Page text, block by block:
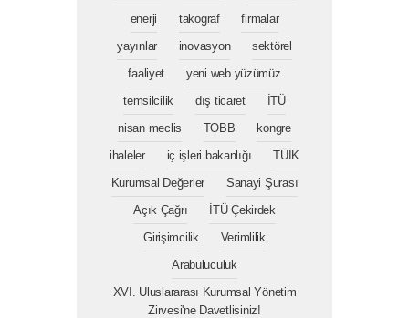
enerji
takograf
firmalar
yayınlar
inovasyon
sektörel
faaliyet
yeni web yüzümüz
temsilcilik
dış ticaret
İTÜ
nisan meclis
TOBB
kongre
ihaleler
iç işleri bakanlığı
TÜİK
Kurumsal Değerler
Sanayi Şurası
Açık Çağrı
İTÜ Çekirdek
Girişimcilik
Verimlilik
Arabuluculuk
XVI. Uluslararası Kurumsal Yönetim
Zirvesi'ne Davetlisiniz!